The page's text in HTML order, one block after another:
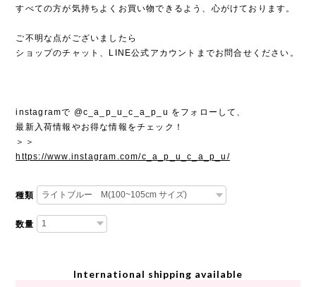
すべての方が気持ちよくお買い物できるよう、心がけております。
ご不明な点がございましたら
ショップのチャット、LINE公式アカウントまでお問合せください。
instagramで @c_a_p_u_c_a_p_u をフォローして、
最新入荷情報やお得な情報をチェック！
＞＞
https://www.instagram.com/c_a_p_u_c_a_p_u/
種類
数量
International shipping available